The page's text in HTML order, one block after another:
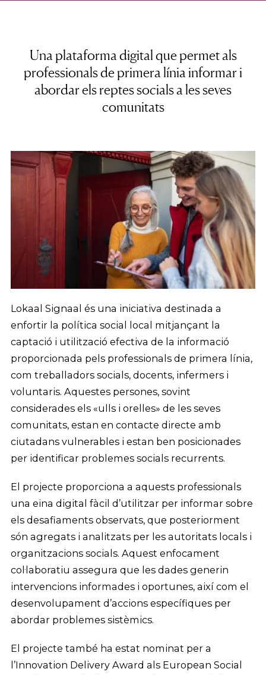
Una plataforma digital que permet als
professionals de primera línia informar i
abordar els reptes socials a les seves
comunitats
Lokaal Signaal és una iniciativa destinada a
enfortir la política social local mitjançant la
captació i utilització efectiva de la informació
proporcionada pels professionals de primera línia,
com treballadors socials, docents, infermers i
voluntaris. Aquestes persones, sovint
considerades els «ulls i orelles» de les seves
comunitats, estan en contacte directe amb
ciutadans vulnerables i estan ben posicionades
per identificar problemes socials recurrents.
El projecte proporciona a aquests professionals
una eina digital fàcil d’utilitzar per informar sobre
els desafiaments observats, que posteriorment
són agregats i analitzats per les autoritats locals i
organitzacions socials. Aquest enfocament
col·laboratiu assegura que les dades generin
intervencions informades i oportunes, així com el
desenvolupament d’accions específiques per
abordar problemes sistèmics.
El projecte també ha estat nominat per a
l’Innovation Delivery Award als European Social